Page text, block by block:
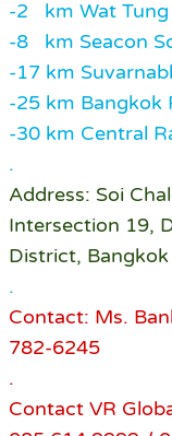
-2 km Wat Tung
-8 km Seacon
-17 km
-25 km Bangkok
-30 km Central
.
Address: Soi
Intersection 19,
District, Bangkok
.
Contact: Ms.
782-6245
.
Contact VR